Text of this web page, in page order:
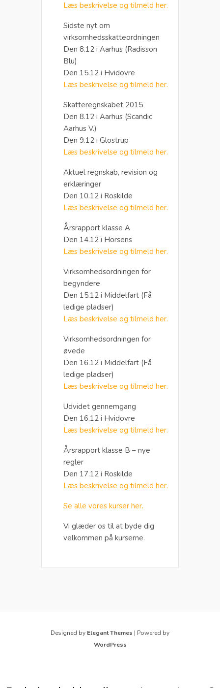
Læs beskrivelse og tilmeld her.
Sidste nyt om
virksomhedsskatteordningen
Den 8.12 i Aarhus (Radisson
Blu)
Den 15.12 i Hvidovre
Læs beskrivelse og tilmeld her.
Skatteregnskabet 2015
Den 8.12 i Aarhus (Scandic
Aarhus V.)
Den 9.12 i Glostrup
Læs beskrivelse og tilmeld her.
Aktuel regnskab, revision og
erklæringer
Den 10.12 i Roskilde
Læs beskrivelse og tilmeld her.
Årsrapport klasse A
Den 14.12 i Horsens
Læs beskrivelse og tilmeld her.
Virksomhedsordningen for
begyndere
Den 15.12 i Middelfart (Få
ledige pladser)
Læs beskrivelse og tilmeld her.
Virksomhedsordningen for
øvede
Den 16.12 i Middelfart (Få
ledige pladser)
Læs beskrivelse og tilmeld her.
Udvidet gennemgang
Den 16.12 i Hvidovre
Læs beskrivelse og tilmeld her.
Årsrapport klasse B – nye
regler
Den 17.12 i Roskilde
Læs beskrivelse og tilmeld her.
Se alle vores kurser her.
Vi glæder os til at byde dig
velkommen på kurserne.
Designed by Elegant Themes | Powered by
WordPress